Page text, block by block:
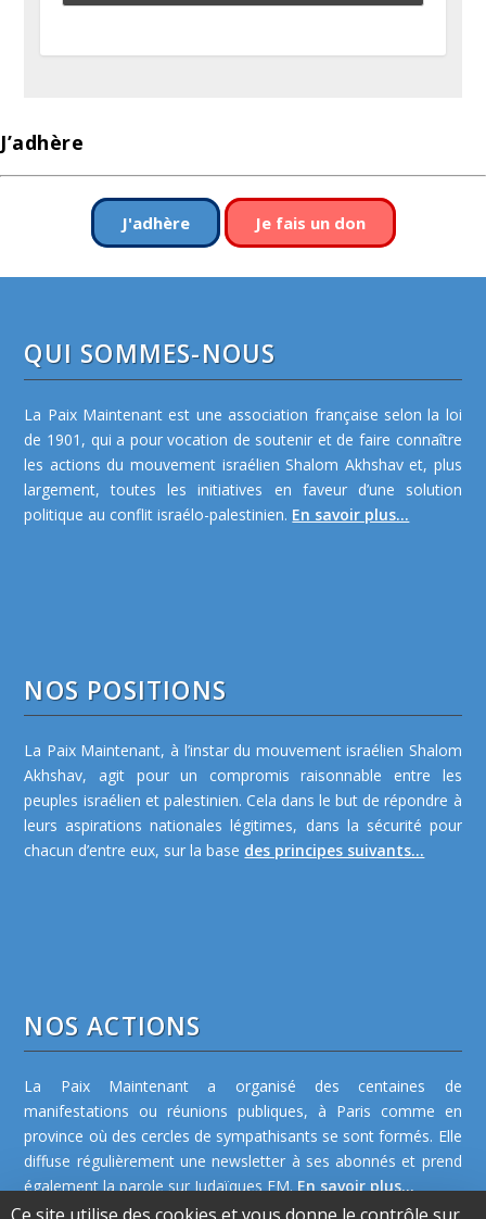
J’adhère
J'adhère Je fais un don
QUI SOMMES-NOUS
La Paix Maintenant est une association française selon la loi
de 1901, qui a pour vocation de soutenir et de faire connaître
les actions du mouvement israélien Shalom Akhshav et, plus
largement, toutes les initiatives en faveur d’une solution
politique au conflit israélo-palestinien. En savoir plus...
NOS POSITIONS
La Paix Maintenant, à l’instar du mouvement israélien Shalom
Akhshav, agit pour un compromis raisonnable entre les
peuples israélien et palestinien. Cela dans le but de répondre à
leurs aspirations nationales légitimes, dans la sécurité pour
chacun d’entre eux, sur la base des principes suivants...
NOS ACTIONS
La Paix Maintenant a organisé des centaines de
manifestations ou réunions publiques, à Paris comme en
province où des cercles de sympathisants se sont formés. Elle
diffuse régulièrement une newsletter à ses abonnés et prend
également la parole sur Judaïques FM.En savoir plus...